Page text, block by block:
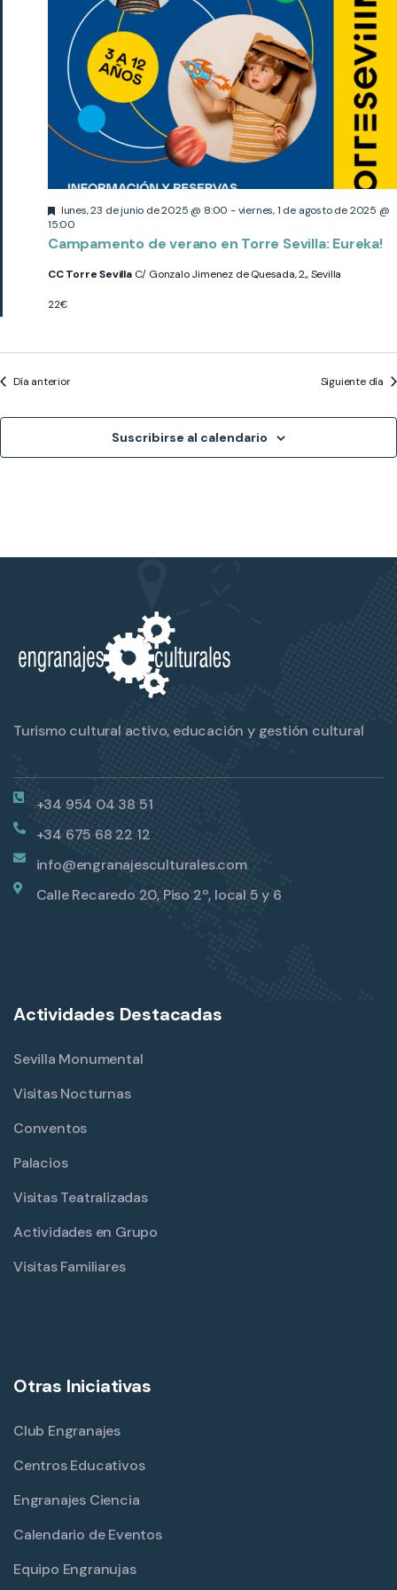
Campamento de verano en Torre Sevilla: Eureka!
Destacado
lunes, 23 de junio de 2025 @ 8:00 -viernes, 1 de agosto de 2025 @
15:00
CC Torre Sevilla C/ Gonzalo Jimenez de Quesada, 2,, Sevilla
22€
Día anterior Siguiente día
Suscribirse al calendario
Turismo cultural activo, educación y gestión cultural
+34 954 04 38 51
+34 675 68 22 12
info@engranajesculturales.com
Calle Recaredo 20, Piso 2º, local 5 y 6
Actividades Destacadas
Sevilla Monumental
Visitas Nocturnas
Conventos
Palacios
Visitas Teatralizadas
Actividades en Grupo
Visitas Familiares
Otras Iniciativas
Club Engranajes
Centros Educativos
Engranajes Ciencia
Calendario de Eventos
Equipo Engranujas